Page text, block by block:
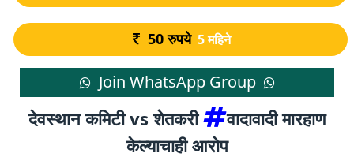
50 रुपये 5 महिने
Join WhatsApp Group
देवस्थान कमिटी vs शेतकरी
वादावादी मारहाण
केल्याचाही आरोप